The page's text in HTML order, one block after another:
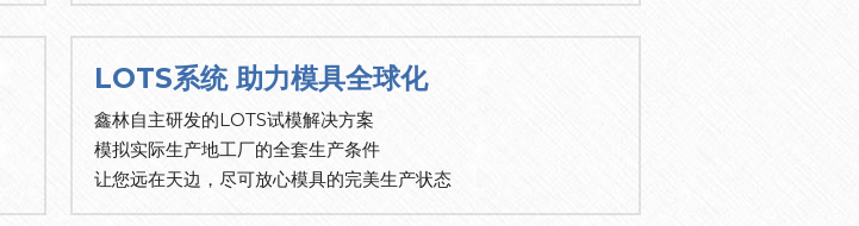
LOTS系统 助力模具全球化
鑫林自主研发的LOTS试模解决方案
模拟实际生产地工厂的全套生产条件
让您远在天边，尽可放心模具的完美生产状态